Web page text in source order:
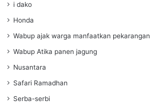
i dako
Honda
Wabup ajak warga manfaatkan pekarangan
Wabup Atika panen jagung
Nusantara
Safari Ramadhan
Serba-serbi